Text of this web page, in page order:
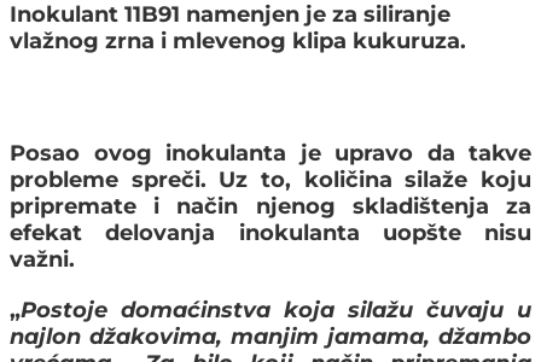
Inokulant 11B91 namenjen je za siliranje
vlažnog zrna i mlevenog klipa kukuruza.
Posao ovog inokulanta je upravo da takve
probleme spreči. Uz to, količina silaže koju
pripremate i način njenog skladištenja za
efekat delovanja inokulanta uopšte nisu
važni.
„Postoje domaćinstva koja silažu čuvaju u
najlon džakovima, manjim jamama, džambo